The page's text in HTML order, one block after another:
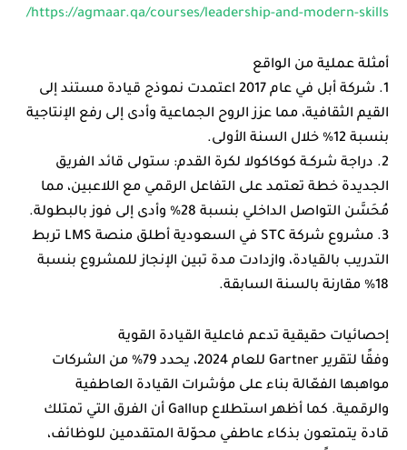
https://agmaar.qa/courses/leadership-and-modern-skills/
أمثلة عملية من الواقع
1. شركة أبل في عام 2017 اعتمدت نموذج قيادة مستند إلى
القيم الثقافية، مما عزز الروح الجماعية وأدى إلى رفع الإنتاجية
بنسبة 12% خلال السنة الأولى.
2. دراجة شركـة كوكاكولا لكرة القدم: ستولى قائد الفريق
الجديدة خطة تعتمد على التفاعل الرقمي مع اللاعبين، مما
مُحَسَّن التواصل الداخلي بنسبة 28% وأدى إلى فوز بالبطولة.
3. مشروع شركة STC في السعودية أطلق منصة LMS تربط
التدريب بالقيادة، وازدادت مدة تبين الإنجاز للمشروع بنسبة
18% مقارنة بالسنة السابقة.
إحصائيات حقيقية تدعم فاعلية القيادة القوية
وفقًا لتقرير Gartner للعام 2024، يحدد 79% من الشركات
مواهبها الفعّالة بناء على مؤشرات القيادة العاطفية
والرقمية. كما أظهر استطلاع Gallup أن الفرق التي تمتلك
قادة يتمتعون بذكاء عاطفي محوّلة المتقدمين للوظائف،